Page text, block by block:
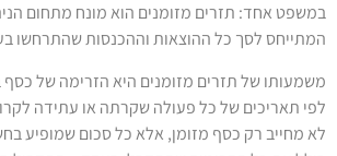
במשפט אחד: תזרים מזומנים הוא מונח מתחום
המתייחס לסך כל ההוצאות וההכנסות שהתרחשו
משמעותו של תזרים מזומנים היא הזרימה של כסף
לפי תאריכים של כל פעולה שקרתה או עתידה
לא מחייב רק כסף מזומן, אלא כל סכום שמופיע